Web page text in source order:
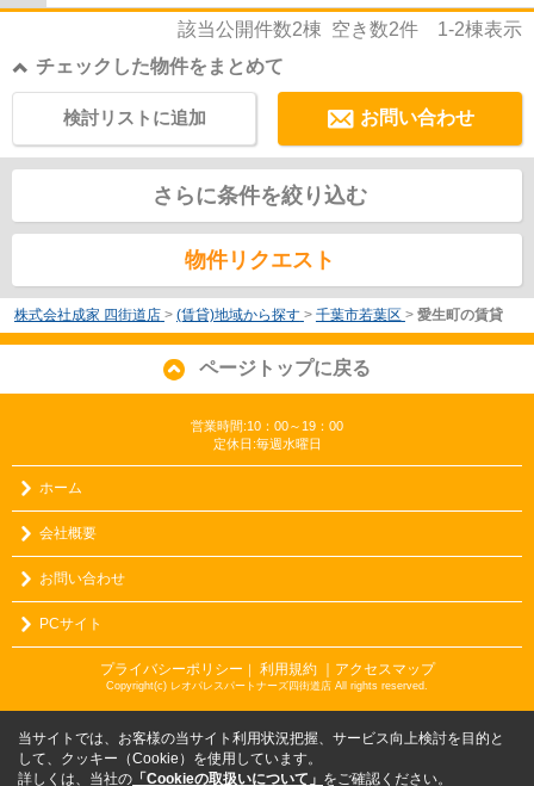
該当公開件数2棟 空き数2件 1-2棟表示
チェックした物件をまとめて
お問い合わせ
検討リストに追加
さらに条件を絞り込む
物件リクエスト
株式会社成家 四街道店 > (賃貸)地域から探す > 千葉市若葉区 > 愛生町の賃貸
ページトップに戻る
営業時間:10：00～19：00
定休日:毎週水曜日
ホーム
会社概要
お問い合わせ
PCサイト
プライバシーポリシー ｜ 利用規約 ｜アクセスマップ
Copyright(c) レオパレスパートナーズ四街道店 All rights reserved.
当サイトでは、お客様の当サイト利用状況把握、サービス向上検討を目的と
して、クッキー（Cookie）を使用しています。
詳しくは、当社の 「Cookieの取扱いについて」 をご確認ください。